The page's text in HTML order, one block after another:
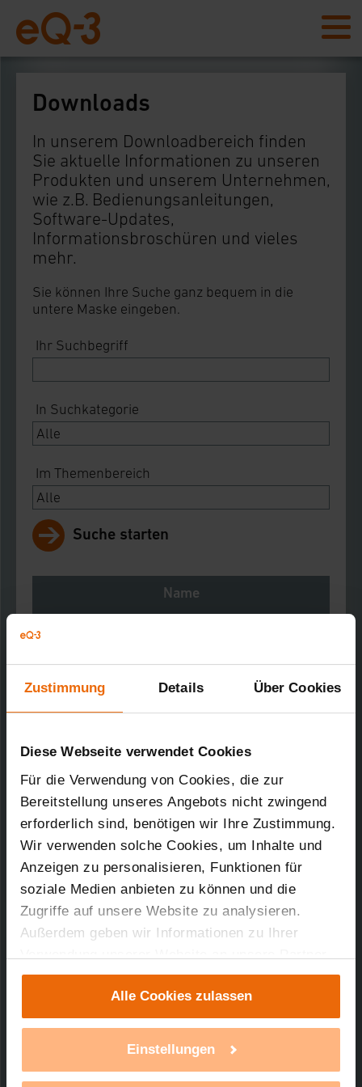
Zustimmung Details Über Cookies
Diese Webseite verwendet Cookies
Für die Verwendung von Cookies, die zur
Bereitstellung unseres Angebots nicht zwingend
erforderlich sind, benötigen wir Ihre Zustimmung.
Wir verwenden solche Cookies, um Inhalte und
Anzeigen zu personalisieren, Funktionen für
soziale Medien anbieten zu können und die
Zugriffe auf unsere Website zu analysieren.
Außerdem geben wir Informationen zu Ihrer
Verwendung unserer Website an unsere Partner
für soziale Medien, Werbung und Analysen weiter.
Unsere Partner führen diese Informationen
möglicherweise mit weiteren Daten zusammen,
die Sie ihnen bereitgestellt haben oder die sie im
Alle Cookies zulassen
Einstellungen
Downloads
In unserem Downloadbereich finden
Sie aktuelle Informationen zu unseren
Produkten und unserem Unternehmen,
wie z.B. Bedienungsanleitungen,
Software-Updates,
Informationsbroschüren und vieles
mehr.
Sie können Ihre Suche ganz bequem in die
untere Maske eingeben.
Ihr Suchbegriff
In Suchkategorie
Im Themenbereich
Suche starten
Name
HomeMatic Zentrale CCU1, weiß
Kurz-Bez.: HM-Cen-3-1
Artikel-Nr.: 76777
14.04.2010
45,55 KB
Technischer Support
unserer Produkte?
mehr Infos